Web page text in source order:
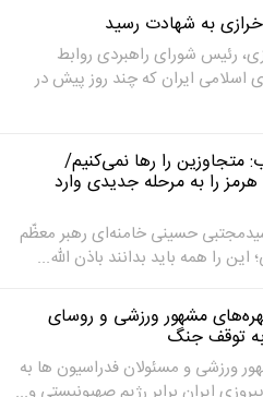
به شهادت رسید
رئیس شورای راهبردی روابط
اسلامی ایران که چند روز پیش در
متجاوزین را رها نمی‌کنیم/
را به مرحله جدیدی وارد
حسینی خامنه‌ای رهبر معظّم
این را همه باید بدانند باذن الله...
مشهور ورزشی و روسای
توقف جنگ
ورزشی و مسئولان فدراسیون ها به
ایران برابر رژیم صهیونیستی و...